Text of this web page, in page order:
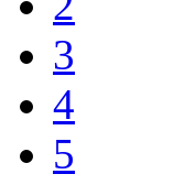
3
4
5